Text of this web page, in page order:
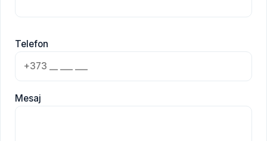
Telefon
Mesaj